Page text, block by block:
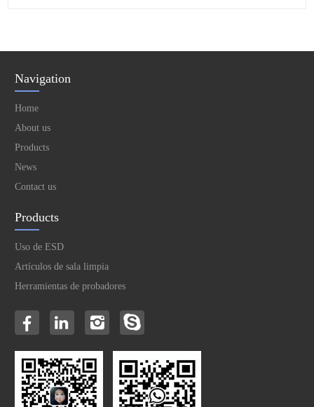
Navigation
Home
About us
Products
News
Contact us
Products
Uso de ESD
Artículos de sala limpia
Herramientas de probadores